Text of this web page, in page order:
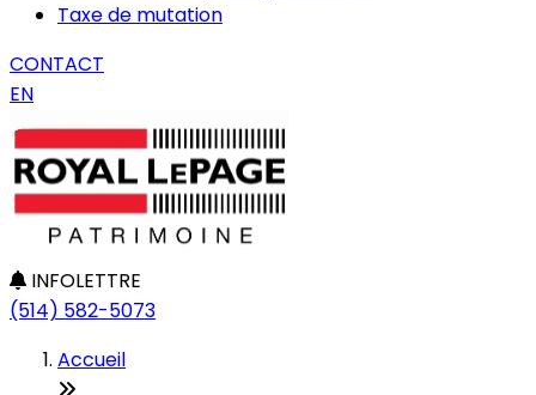
Taxe de mutation
CONTACT
EN
INFOLETTRE
(514) 582-5073
Accueil